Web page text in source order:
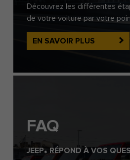
Découvrez les différentes
de votre voiture par votre
EN SAVOIR PLUS
FAQ
JEEP® RÉPOND À VOS